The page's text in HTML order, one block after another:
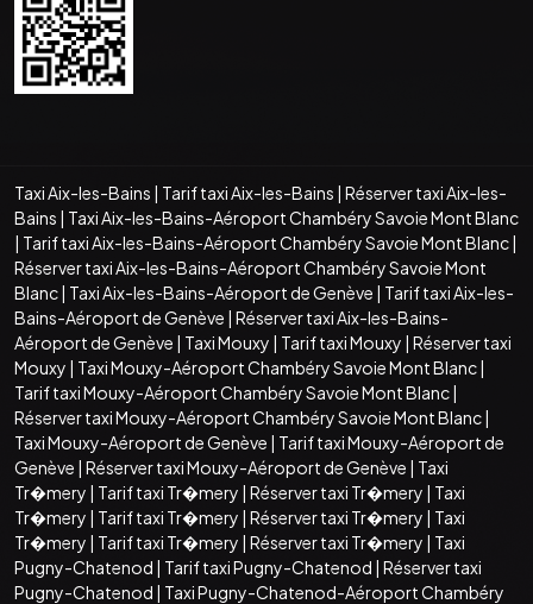
Taxi Aix-les-Bains | Tarif taxi Aix-les-Bains | Réserver taxi Aix-les-
Bains | Taxi Aix-les-Bains-Aéroport Chambéry Savoie Mont Blanc
| Tarif taxi Aix-les-Bains-Aéroport Chambéry Savoie Mont Blanc|
Réserver taxi Aix-les-Bains-Aéroport Chambéry Savoie Mont
Blanc| Taxi Aix-les-Bains-Aéroport de Genève | Tarif taxi Aix-les-
Bains-Aéroport de Genève | Réserver taxi Aix-les-Bains-
Aéroport de Genève | Taxi Mouxy | Tarif taxi Mouxy | Réserver taxi
Mouxy | Taxi Mouxy-Aéroport Chambéry Savoie Mont Blanc|
Tarif taxi Mouxy-Aéroport Chambéry Savoie Mont Blanc|
Réserver taxi Mouxy-Aéroport Chambéry Savoie Mont Blanc|
Taxi Mouxy-Aéroport de Genève | Tarif taxi Mouxy-Aéroport de
Genève | Réserver taxi Mouxy-Aéroport de Genève | Taxi
Tr�mery | Tarif taxi Tr�mery | Réserver taxi Tr�mery | Taxi
Tr�mery | Tarif taxi Tr�mery | Réserver taxi Tr�mery | Taxi
Tr�mery | Tarif taxi Tr�mery | Réserver taxi Tr�mery | Taxi
Pugny-Chatenod | Tarif taxi Pugny-Chatenod | Réserver taxi
Pugny-Chatenod | Taxi Pugny-Chatenod-Aéroport Chambéry